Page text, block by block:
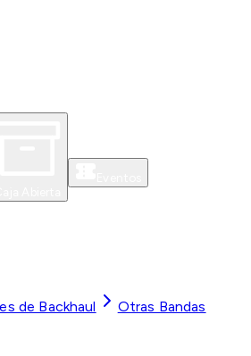
de Backhaul Otras Bandas